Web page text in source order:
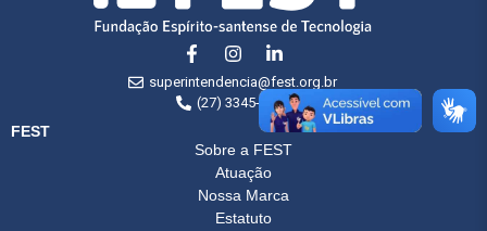
superintendencia@fest.org.br
(27) 3345-7555
FEST
Sobre a FEST
Atuação
Nossa Marca
Estatuto